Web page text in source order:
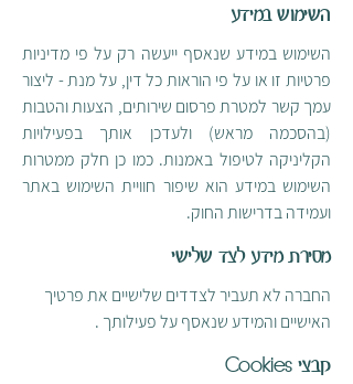
השימוש במידע
השימוש במידע שנאסף ייעשה רק על פי מדיניות
פרטיות זו או על פי הוראות כל דין, על מנת - ליצור
עמך קשר למטרת פרסום שירותים, הצעות והטבות
(בהסכמה מראש) ולעדכן אותך בפעילויות
הקליניקה לטיפול באמנות. כמו כן חלק ממטרות
השימוש במידע הוא שיפור חוויית השימוש באתר
ועמידה בדרישות החוק.
מסירת מידע לצד שלישי
החברה לא תעביר לצדדים שלישיים את פרטיך
האישיים והמידע שנאסף על פעילותך .
קבצי Cookies